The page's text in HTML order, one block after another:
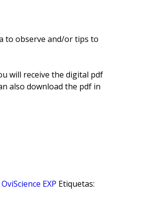
to observe and/or tips to
will receive the digital pdf
also download the pdf in
OviScience EXP Etiquetas: